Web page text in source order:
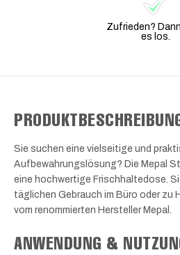
Zufrieden?
es los.
Sie suchen eine vielseitige und
Aufbewahrungslösung? Die Mepal
eine hochwertige Frischhaltedose.
täglichen Gebrauch im Büro oder zu
vom renommierten Hersteller Mepal.
ANWENDUNG &